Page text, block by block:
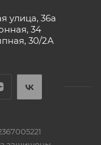
улица, 36а
34
30/2А